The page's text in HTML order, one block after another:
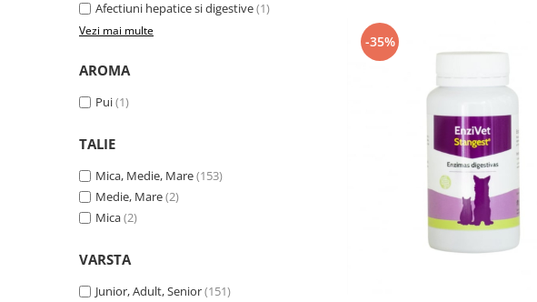
Afectiuni hepatice si digestive(1)
Vezi mai multe
AROMA
Pui(1)
TALIE
Mica, Medie, Mare(153)
Medie, Mare(2)
Mica(2)
VARSTA
Junior, Adult, Senior(151)
-35%